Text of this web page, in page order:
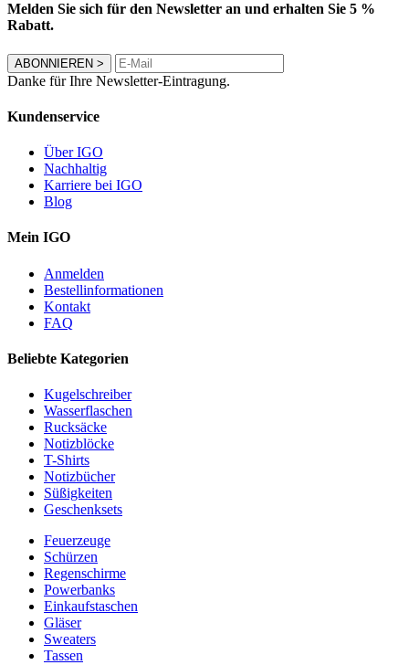
Melden Sie sich für den Newsletter an und erhalten Sie 5 %
Rabatt.
ABONNIEREN >
Danke für Ihre Newsletter-Eintragung.
Kundenservice
Über IGO
Nachhaltig
Karriere bei IGO
Blog
Mein IGO
Anmelden
Bestellinformationen
Kontakt
FAQ
Beliebte Kategorien
Kugelschreiber
Wasserflaschen
Rucksäcke
Notizblöcke
T-Shirts
Notizbücher
Süßigkeiten
Geschenksets
Feuerzeuge
Schürzen
Regenschirme
Powerbanks
Einkaufstaschen
Gläser
Sweaters
Tassen